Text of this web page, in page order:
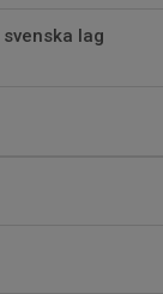
lag